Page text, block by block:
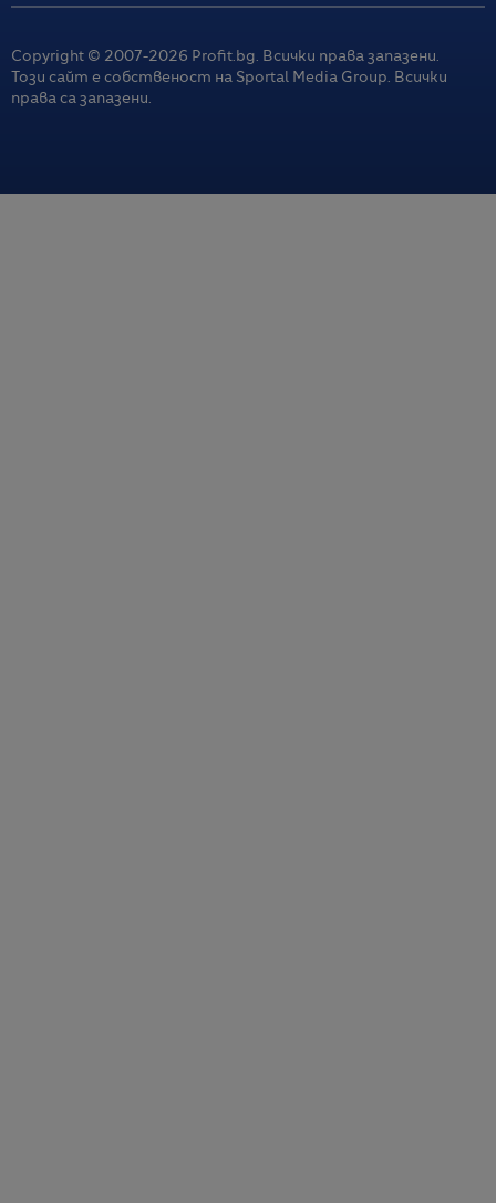
Copyright © 2007-2026 Profit.bg. Всички права запазени.
Този сайт е собственост на Sportal Media Group. Всички
права са запазени.